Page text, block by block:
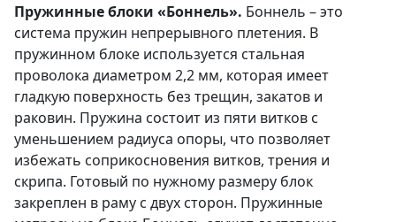
Пружинные блоки «Боннель». Боннель – это
система пружин непрерывного плетения. В
пружинном блоке используется стальная
проволока диаметром 2,2 мм, которая имеет
гладкую поверхность без трещин, закатов и
раковин. Пружина состоит из пяти витков с
уменьшением радиуса опоры, что позволяет
избежать соприкосновения витков, трения и
скрипа. Готовый по нужному размеру блок
закреплен в раму с двух сторон. Пружинные